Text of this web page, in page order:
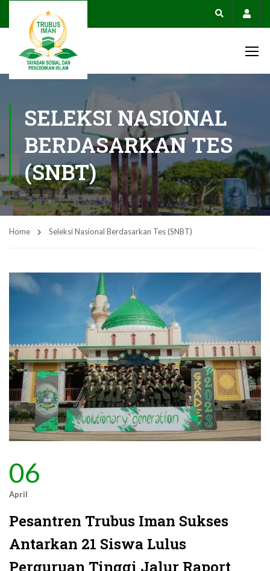
SELEKSI NASIONAL
BERDASARKAN TES
(SNBT)
Home Seleksi Nasional Berdasarkan Tes (SNBT)
06
April
Pesantren Trubus Iman Sukses
Antarkan 21 Siswa Lulus
Perguruan Tinggi Jalur Raport